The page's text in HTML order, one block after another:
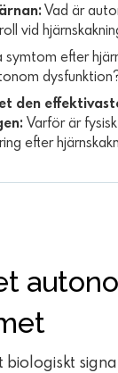
Vad är
vid
symtom efter
den
Varför är
efter
biologiskt